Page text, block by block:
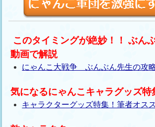
このタイミングが絶妙！！ ぶん
動画で解説
にゃんこ大戦争 ぶんぶん先生の攻
気になるにゃんこキャラグッズ特
キャラクターグッズ特集！筆者オス